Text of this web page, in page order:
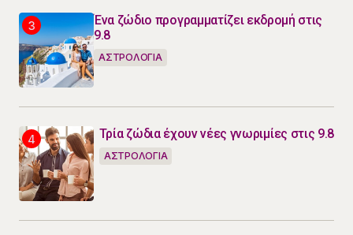
Ένα ζώδιο προγραμματίζει εκδρομή στις
9.8
ΑΣΤΡΟΛΟΓΙΑ
Τρία ζώδια έχουν νέες γνωριμίες στις 9.8
ΑΣΤΡΟΛΟΓΙΑ